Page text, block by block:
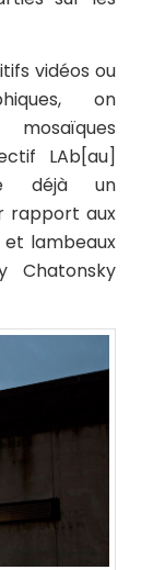
vidéos ou
on
LAb[au]
déjà un
rapport aux
lambeaux
Chatonsky